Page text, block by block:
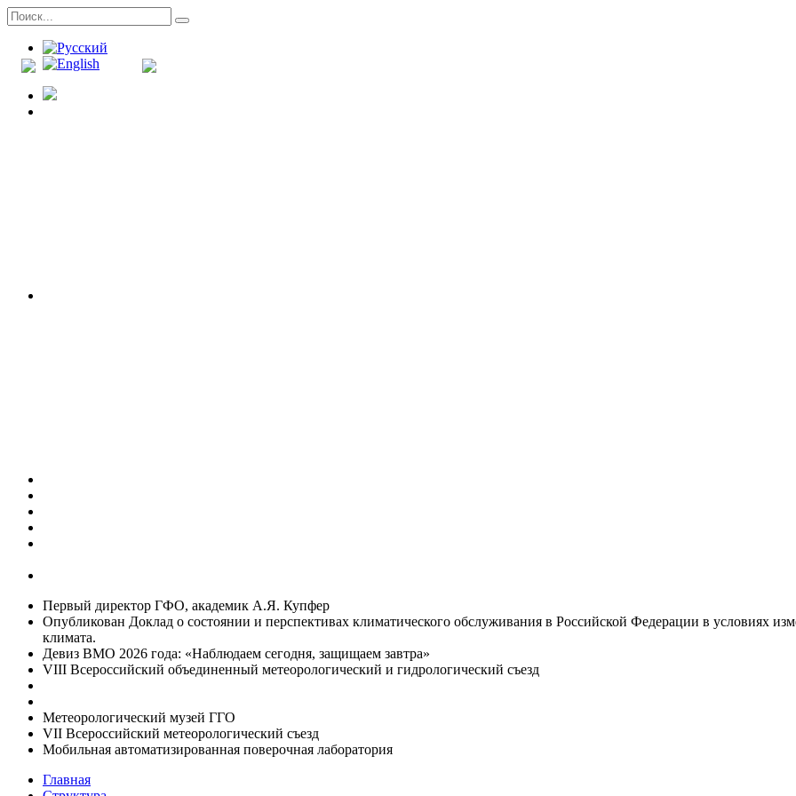
Первый директор ГФО, академик А.Я. Купфер
Опубликован Доклад о состоянии и перспективах климатического обслуживания в Российской Федерации в условиях
климата.
Девиз ВМО 2026 года: «Наблюдаем сегодня, защищаем завтра»
VIII Всероссийский объединенный метеорологический и гидрологический съезд
Метеорологический музей ГГО
VII Всероссийский метеорологический съезд
Мобильная автоматизированная поверочная лаборатория
Главная